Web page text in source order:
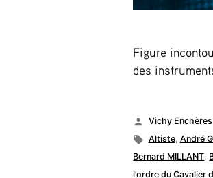
Figure
des
Publié
par
Vichy Enchères
Étiquettes :
Altiste, André
Bernard MILLANT,
l’ordre du Cavalier